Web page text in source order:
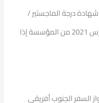
درجة الماجستير /
شهادة أجنبية (أو إثبات التسليم قبل مارس 2021 من المؤسسة إذا
السفر الجنوب أفريقي